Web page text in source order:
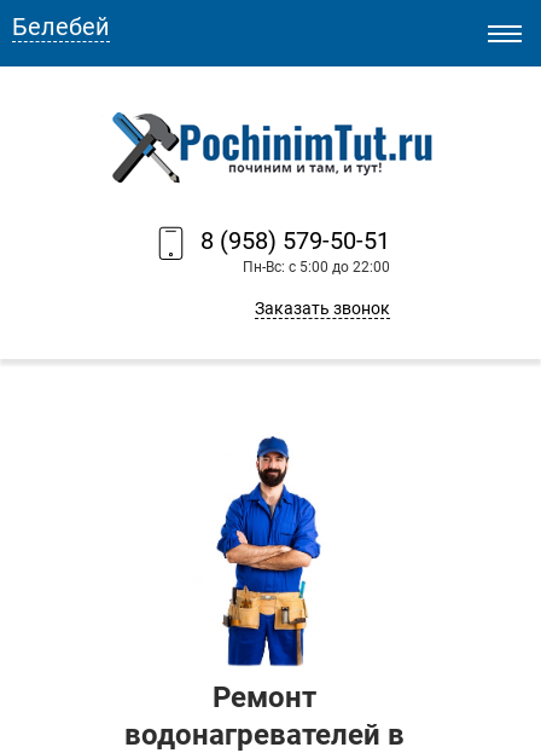
8 (958) 579-50-51
Пн-Вс: с 5:00 до 22:00
Заказать звонок
Белебей
Ремонт
водонагревателей в